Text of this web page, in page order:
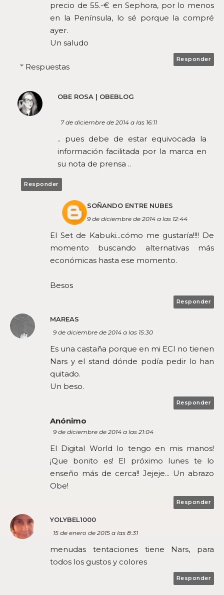
precio de 55.-€ en Sephora, por lo menos
en la Península, lo sé porque la compré
ayer.
Un saludo
Responder
Respuestas
OBE ROSA | OBEBLOG
7 de diciembre de 2014 a las 16:11
.. pues debe de estar equivocada la
información facilitada por la marca en
su nota de prensa ..
Responder
SOÑANDO ENTRE NUBES
9 de diciembre de 2014 a las 12:44
El Set de Kabuki...cómo me gustaría!!!! De
momento buscando alternativas más
económicas hasta ese momento.
Besos
Responder
MAREAS
9 de diciembre de 2014 a las 15:30
Es una castaña porque en mi ECI no tienen
Nars y el stand dónde podía pedir lo han
quitado.
Un beso.
Responder
Anónimo
9 de diciembre de 2014 a las 21:04
El Digital World lo tengo en mis manos!
¡Que bonito es! El próximo lunes te lo
enseño más de cerca!! Jejeje... Un abrazo
Obe!
Responder
YOLYBEL1000
15 de enero de 2015 a las 8:31
menudas tentaciones tiene Nars, para
todos los gustos y colores
Responder